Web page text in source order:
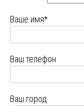
Ваше имя*
Ваш телефон
Ваш город